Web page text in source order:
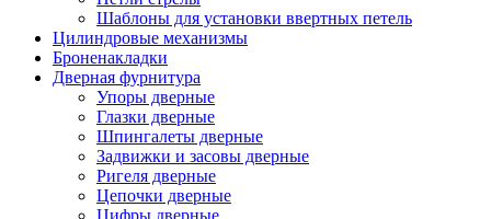
Шаблоны для установки ввертных петель
Цилиндровые механизмы
Броненакладки
Дверная фурнитура
Упоры дверные
Глазки дверные
Шпингалеты дверные
Задвижки и засовы дверные
Ригеля дверные
Цепочки дверные
Цифры дверные